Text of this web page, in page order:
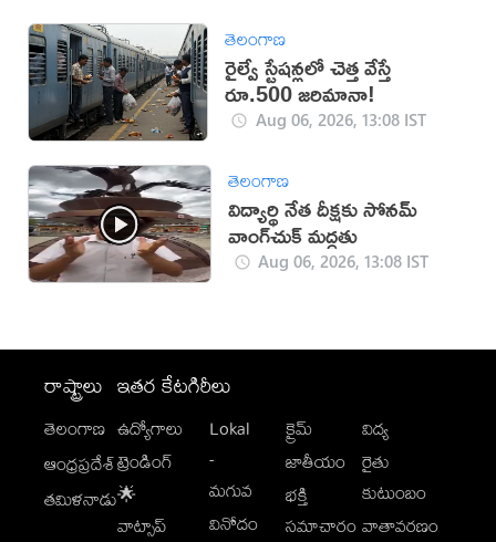
తెలంగాణ
రైల్వే స్టేషన్లలో చెత్త వేస్తే
రూ.500 జరిమానా!
Aug 06, 2026, 13:08 IST
తెలంగాణ
విద్యార్థి నేత దీక్షకు సోనమ్
వాంగ్‌చుక్ మద్దతు
Aug 06, 2026, 13:08 IST
రాష్ట్రాలు
తెలంగాణ
ఆంధ్రప్రదేశ్
తమిళనాడు
ఇతర కేటగిరీలు
ఉద్యోగాలు
ట్రెండింగ్
🌟
వాట్సాప్
Lokal
-
మగువ
వినోదం
క్రైమ్
జాతీయం
భక్తి
సమాచారం
విద్య
రైతు
కుటుంబం
వాతావరణం